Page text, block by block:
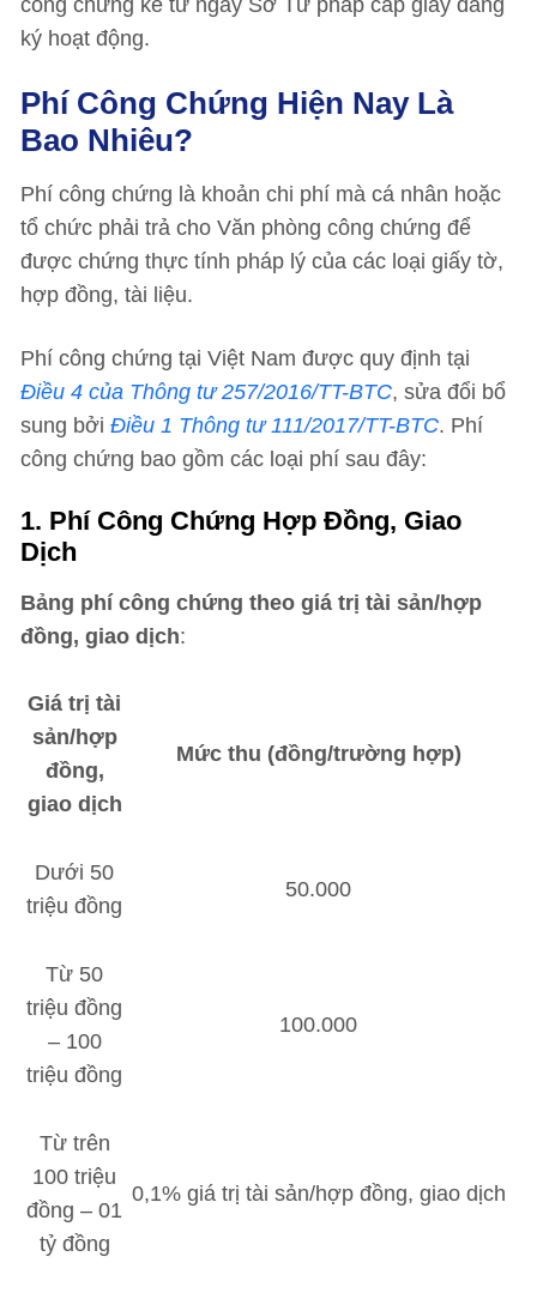
công chứng kể từ ngày Sở Tư pháp cấp giấy đăng
ký hoạt động.
Phí Công Chứng Hiện Nay Là
Bao Nhiêu?
Phí công chứng là khoản chi phí mà cá nhân hoặc
tổ chức phải trả cho Văn phòng công chứng để
được chứng thực tính pháp lý của các loại giấy tờ,
hợp đồng, tài liệu.
Phí công chứng tại Việt Nam được quy định tại
Điều 4 của Thông tư 257/2016/TT-BTC, sửa đổi bổ
sung bởi Điều 1 Thông tư 111/2017/TT-BTC. Phí
công chứng bao gồm các loại phí sau đây:
1. Phí Công Chứng Hợp Đồng, Giao
Dịch
Bảng phí công chứng theo giá trị tài sản/hợp
đồng, giao dịch:
Giá trị tài
sản/hợp
đồng,
giao dịch
Mức thu (đồng/trường hợp)
Dưới 50
triệu đồng
50.000
Từ 50
triệu đồng
– 100
triệu đồng
100.000
Từ trên
100 triệu
đồng – 01
tỷ đồng
0,1% giá trị tài sản/hợp đồng, giao dịch